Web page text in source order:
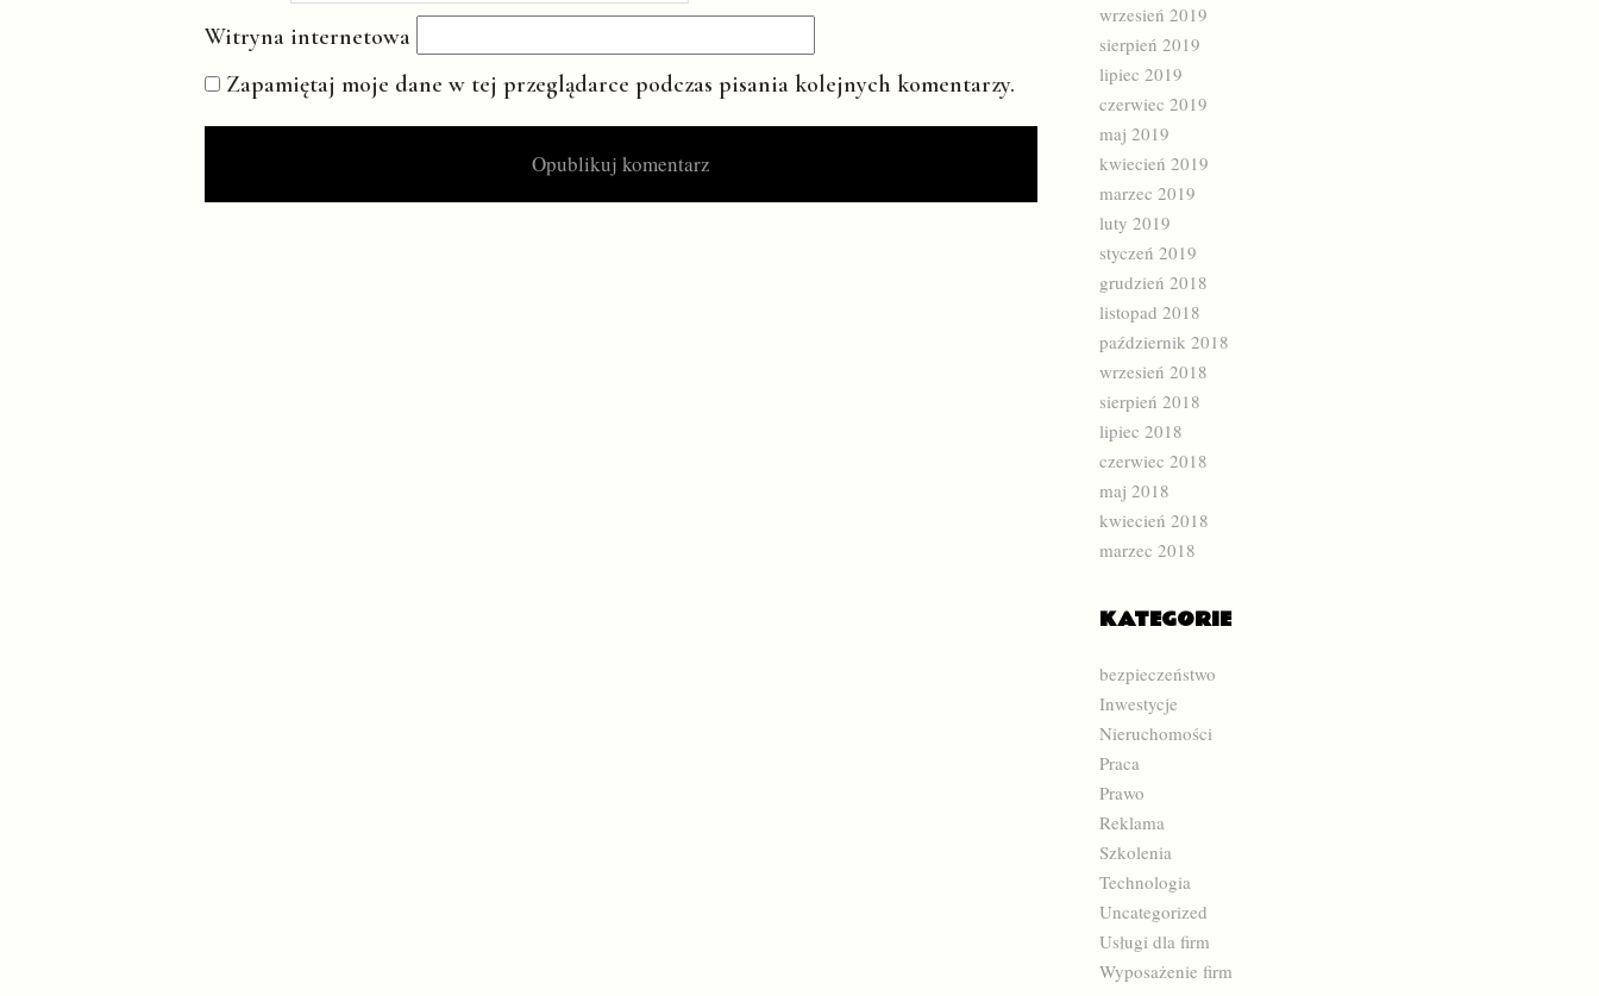
Witryna internetowa
Zapamiętaj moje dane w tej przeglądarce podczas pisania kolejnych komentarzy.
wrzesień 2019
sierpień 2019
lipiec 2019
czerwiec 2019
maj 2019
kwiecień 2019
marzec 2019
luty 2019
styczeń 2019
grudzień 2018
listopad 2018
październik 2018
wrzesień 2018
sierpień 2018
lipiec 2018
czerwiec 2018
maj 2018
kwiecień 2018
marzec 2018
KATEGORIE
bezpieczeństwo
Inwestycje
Nieruchomości
Praca
Prawo
Reklama
Szkolenia
Technologia
Uncategorized
Usługi dla firm
Wyposażenie firm